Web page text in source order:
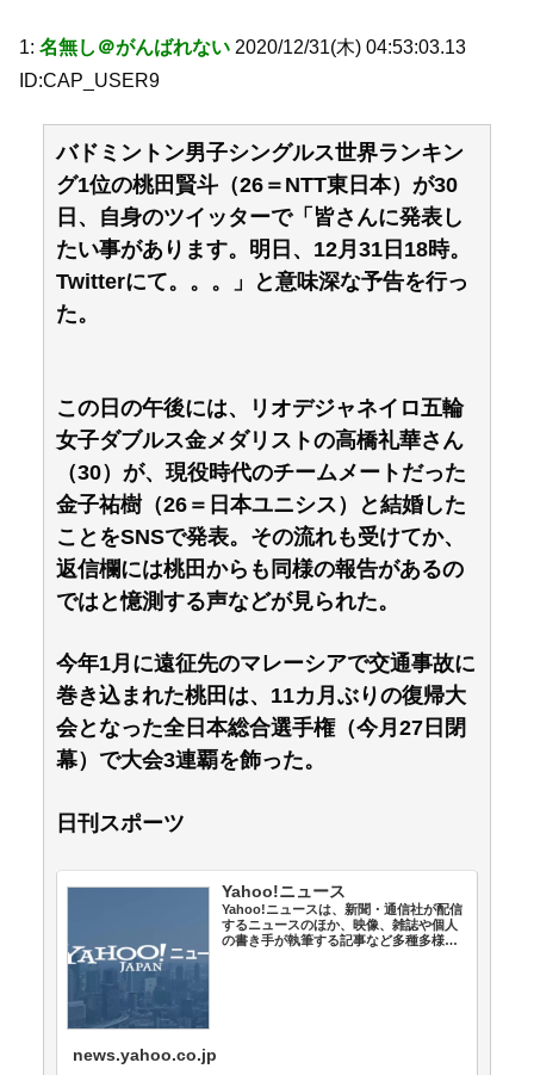
1: 名無し＠がんばれない 2020/12/31(木) 04:53:03.13
ID:CAP_USER9
バドミントン男子シングルス世界ランキン
グ1位の桃田賢斗（26＝NTT東日本）が30
日、自身のツイッターで「皆さんに発表し
たい事があります。明日、12月31日18時。
Twitterにて。。。」と意味深な予告を行っ
た。
この日の午後には、リオデジャネイロ五輪
女子ダブルス金メダリストの高橋礼華さん
（30）が、現役時代のチームメートだった
金子祐樹（26＝日本ユニシス）と結婚した
ことをSNSで発表。その流れも受けてか、
返信欄には桃田からも同様の報告があるの
ではと憶測する声などが見られた。
今年1月に遠征先のマレーシアで交通事故に
巻き込まれた桃田は、11カ月ぶりの復帰大
会となった全日本総合選手権（今月27日閉
幕）で大会3連覇を飾った。
日刊スポーツ
Yahoo!ニュース
Yahoo!ニュースは、新聞・通信社が配信
するニュースのほか、映像、雑誌や個人
の書き手が執筆する記事など多種多様な
news.yahoo.co.jp